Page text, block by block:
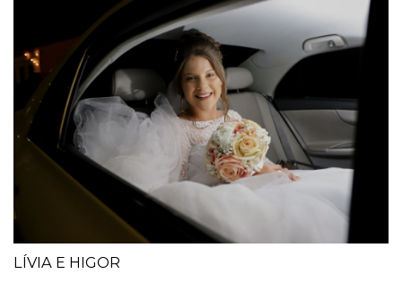
LÍVIA E HIGOR